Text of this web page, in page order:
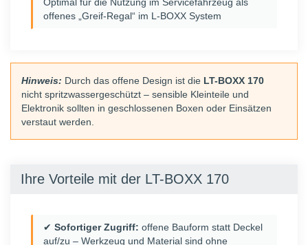
Optimal für die Nutzung im Servicefahrzeug als
offenes „Greif-Regal“ im L-BOXX System
Hinweis: Durch das offene Design ist die LT-BOXX 170
nicht spritzwassergeschützt – sensible Kleinteile und
Elektronik sollten in geschlossenen Boxen oder Einsätzen
verstaut werden.
Ihre Vorteile mit der LT-BOXX 170
✔ Sofortiger Zugriff: offene Bauform statt Deckel
auf/zu – Werkzeug und Material sind ohne